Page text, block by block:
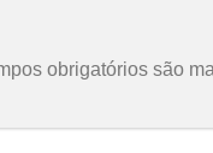
obrigatórios são